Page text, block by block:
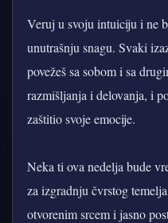
Veruj u svoju intuiciju i ne
unutrašnju snagu. Svaki
povežeš sa sobom i sa
razmišljanja i delovanja, i
zaštitio svoje emocije.
Neka ti ova nedelja bude
za izgradnju čvrstog
otvorenim srcem i jasno